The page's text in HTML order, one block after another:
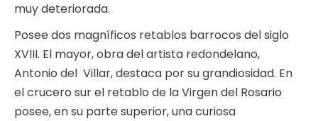
muy deteriorada.
Posee dos magníficos retablos barrocos del siglo
XVIII. El mayor, obra del artista redondelano,
Antonio del Villar, destaca por su grandiosidad. En
el crucero sur el retablo de la Virgen del Rosario
posee, en su parte superior, una curiosa